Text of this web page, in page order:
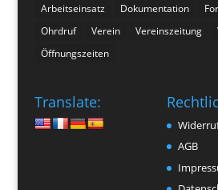
Arbeitseinsatz Dokumentation
Ohrdruf
Verein Vereinszeitung
Öffnungszeiten
Translate:
AGB